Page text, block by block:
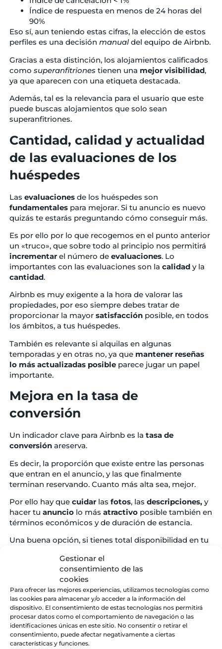
Gestionar el
consentimiento de las
cookies
Para ofrecer las mejores experiencias, utilizamos tecnologías como
las cookies para almacenar y/o acceder a la información del
dispositivo. El consentimiento de estas tecnologías nos permitirá
procesar datos como el comportamiento de navegación o las
identificaciones únicas en este sitio. No consentir o retirar el
consentimiento, puede afectar negativamente a ciertas
características y funciones.
Índice de respuesta en menos de 24 horas del
90%
Eso sí, aun teniendo estas cifras, la elección de estos
perfiles es una decisión manualdel equipo de Airbnb.
Gracias a esta distinción, los alojamientos calificados
como superanfitriones tienen una mejor visibilidad,
ya que aparecen con una etiqueta destacada.
Además, tal es la relevancia para el usuario que este
puede buscas alojamientos que solo sean
superanfitriones.
Cantidad, calidad y actualidad
de las evaluaciones de los
huéspedes
Las evaluacionesde los huéspedes son
fundamentalespara mejorar. Si tu anuncio es nuevo
quizás te estarás preguntando cómo conseguir más.
Es por ello por lo que recogemos en el punto anterior
un «truco», que sobre todo al principio nos permitirá
incrementarel número de evaluaciones. Lo
importantes con las evaluaciones son la calidady la
cantidad.
Airbnb es muy exigente a la hora de valorar las
propiedades, por eso siempre debes tratar de
proporcionar la mayor satisfacciónposible, en todos
los ámbitos, a tus huéspedes.
También es relevante si alquilas en algunas
temporadas y en otras no, ya que mantener reseñas
lo más actualizadas posibleparece jugar un papel
importante.
Mejora en la tasa de
conversión
Un indicador clave para Airbnb es la tasa de
conversión areserva.
Es decir, la proporción que existe entre las personas
que entran en el anuncio, y las que finalmente
terminan reservando. Cuanto más alta sea, mejor.
Por ello hay que cuidarlas fotos, las descripciones,y
hacer tu anunciolo más atractivoposible también en
términos económicos y de duración de estancia.
Una buena opción, si tienes total disponibilidad en tu
Cuida la comunicación con tus
huéspedes
Airbnb deja en manos de los propietarios, o gestores
de propiedades, la comunicación con los huéspedes.
A pesar de que ha tratado de crear una plataforma
autosuficiente, en muchas ocasiones la